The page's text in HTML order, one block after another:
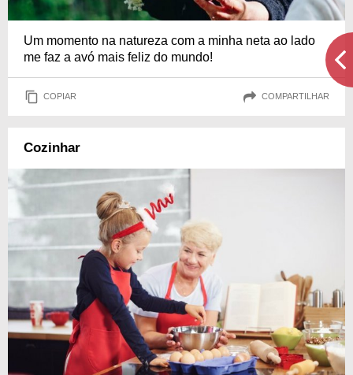
Um momento na natureza com a minha neta ao lado
me faz a avó mais feliz do mundo!
COPIAR COMPARTILHAR
Cozinhar